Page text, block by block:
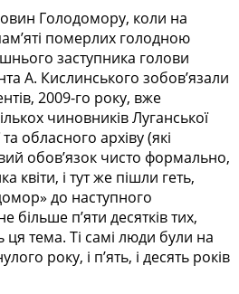
Голодомору, коли на
померлих голодною
заступника голови
А. Кислинського зобов’язали
2009-го року, вже
чиновників Луганської
обласного архіву (які
обов’язок чисто формально,
квіти, і тут же пішли геть,
до наступного
п’яти десятків тих,
ця тема. Ті самі люди були на
року, і п’ять, і десять років